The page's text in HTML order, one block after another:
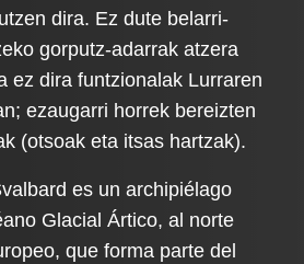
dira. Ez dute belarri-
gorputz-adarrak atzera
ez dira funtzionalak Lurraren
ezaugarri horrek bereizten
(otsoak eta itsas hartzak).
es un archipiélago
Glacial Ártico, al norte
que forma parte del